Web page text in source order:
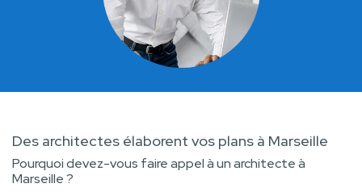
Des architectes élaborent vos plans à Marseille
Pourquoi devez-vous faire appel à un architecte à
Marseille ?